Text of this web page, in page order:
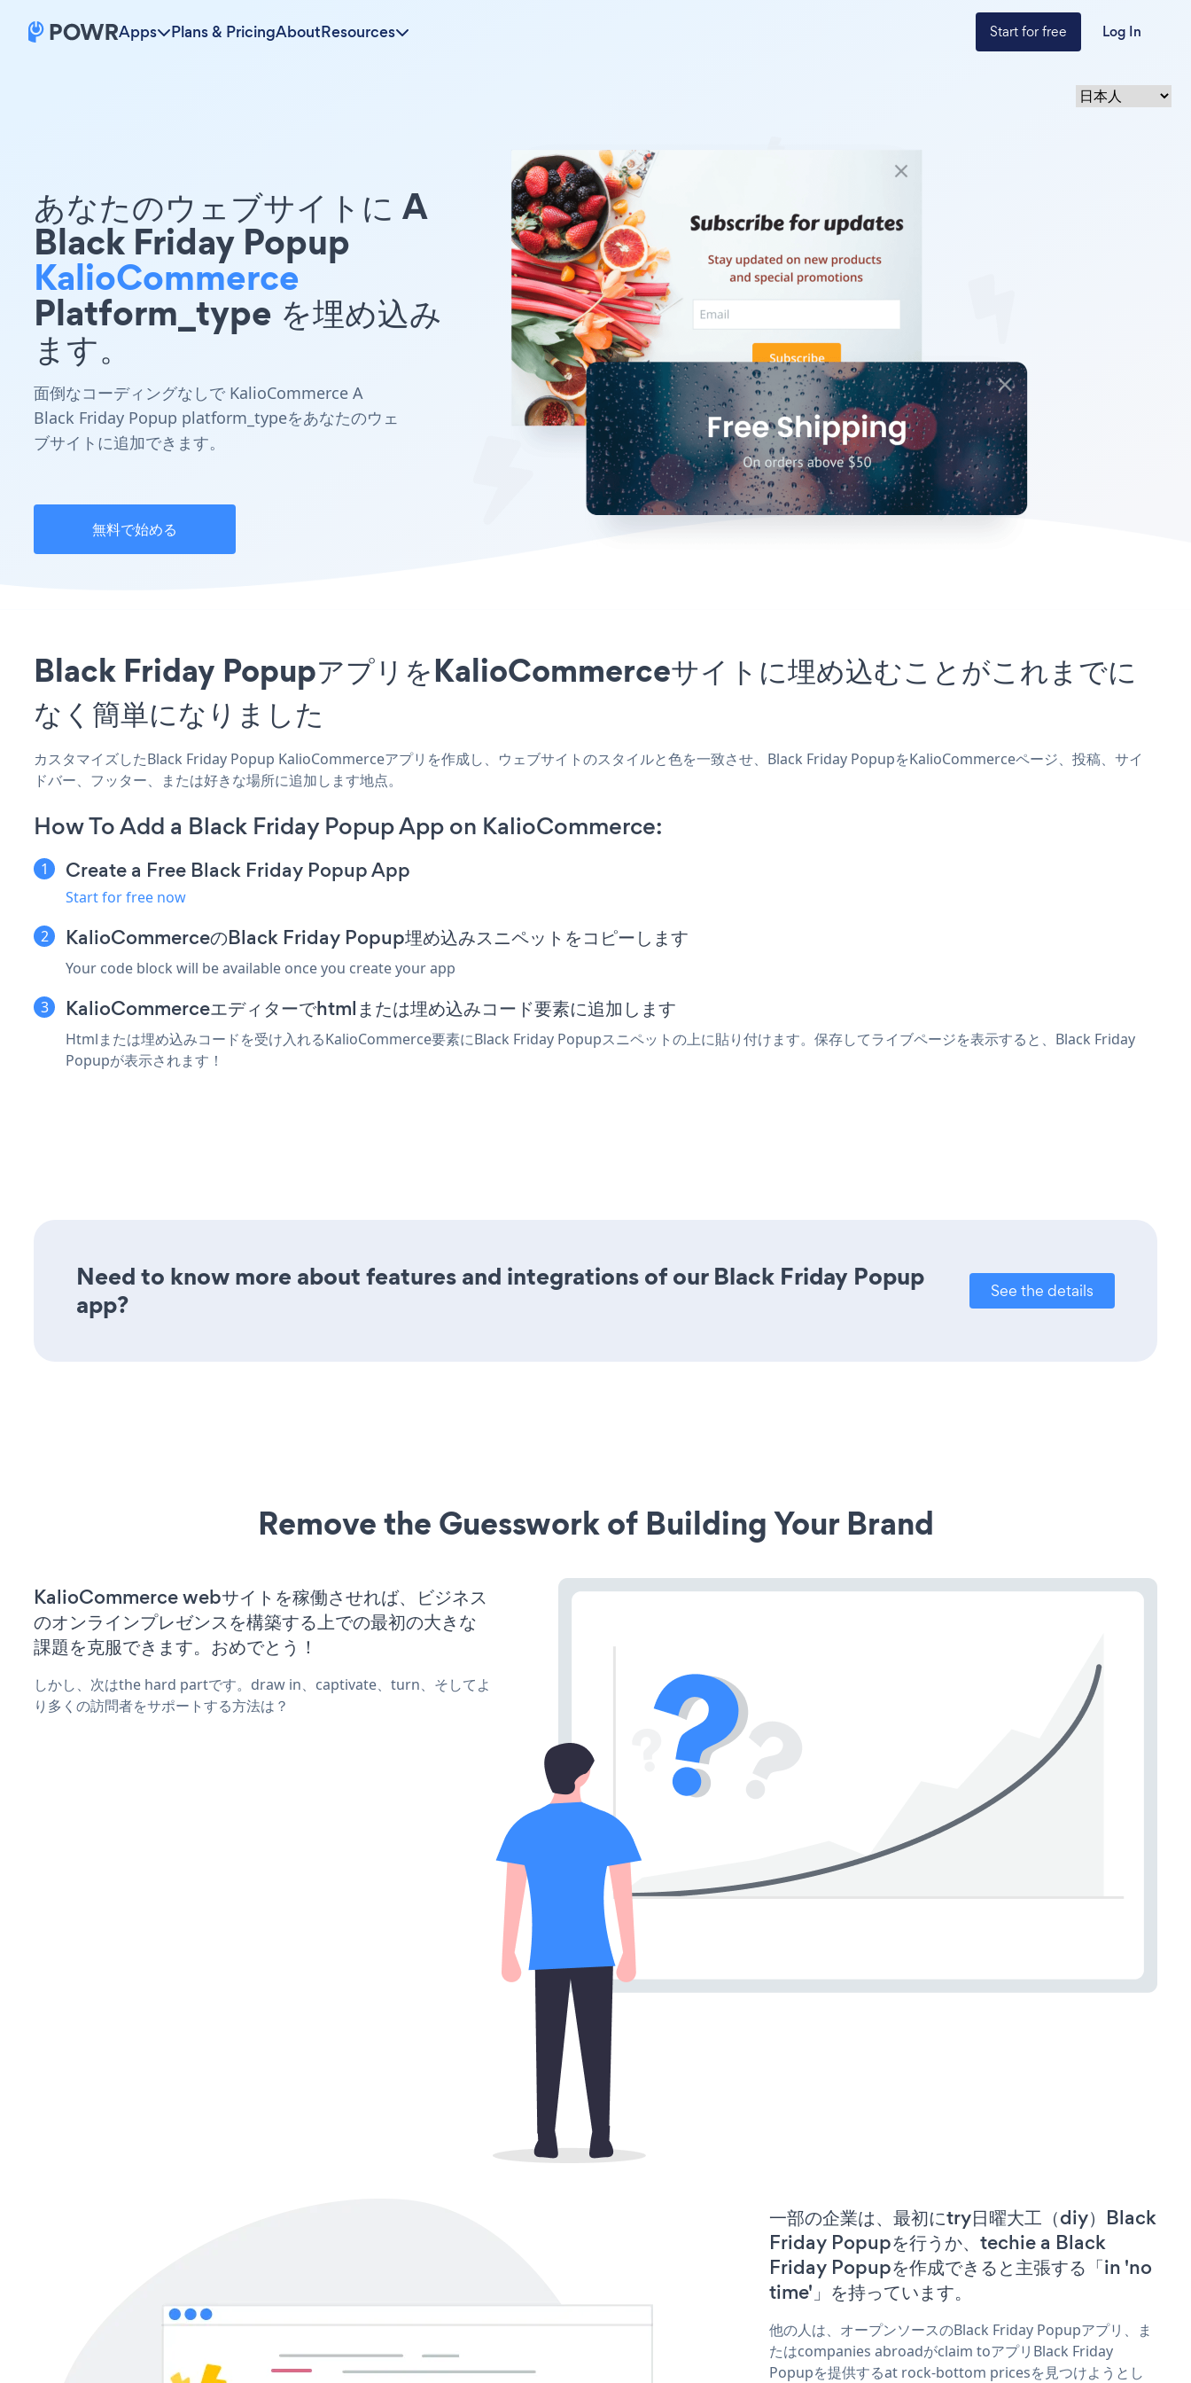
Apps Plans & PricingAboutResources Start for free Log In
あなたのウェブサイトに A
Black Friday Popup
KalioCommerce
Platform_type を埋め込み
ます。
面倒なコーディングなしで KalioCommerce A
Black Friday Popup platform_typeをあなたのウェ
ブサイトに追加できます。
無料で始める
Black Friday PopupアプリをKalioCommerceサイトに埋め込むことがこれまでに
なく簡単になりました
カスタマイズしたBlack Friday Popup KalioCommerceアプリを作成し、ウェブサイトのスタイルと色を一致させ、Black Friday PopupをKalioCommerceページ、投稿、サイ
ドバー、フッター、または好きな場所に追加します地点。
How To Add a Black Friday Popup App on KalioCommerce:
Create a Free Black Friday Popup App
Start for free now
KalioCommerceのBlack Friday Popup埋め込みスニペットをコピーします
Your code block will be available once you create your app
KalioCommerceエディターでhtmlまたは埋め込みコード要素に追加します
Htmlまたは埋め込みコードを受け入れるKalioCommerce要素にBlack Friday Popupスニペットの上に貼り付けます。保存してライブページを表示すると、Black Friday
Popupが表示されます！
Need to know more about features and integrations of our Black Friday Popup
app?
See the details
Remove the Guesswork of Building Your Brand
KalioCommerce webサイトを稼働させれば、ビジネス
のオンラインプレゼンスを構築する上での最初の大きな
課題を克服できます。おめでとう！
しかし、次はthe hard partです。draw in、captivate、turn、そしてよ
り多くの訪問者をサポートする方法は？
一部の企業は、最初にtry日曜大工（diy）Black
Friday Popupを行うか、techie a Black
Friday Popupを作成できると主張する「in 'no
time'」を持っています。
他の人は、オープンソースのBlack Friday Popupアプリ、ま
たはcompanies abroadがclaim toアプリBlack Friday
Popupを提供するat rock-bottom pricesを見つけようとし